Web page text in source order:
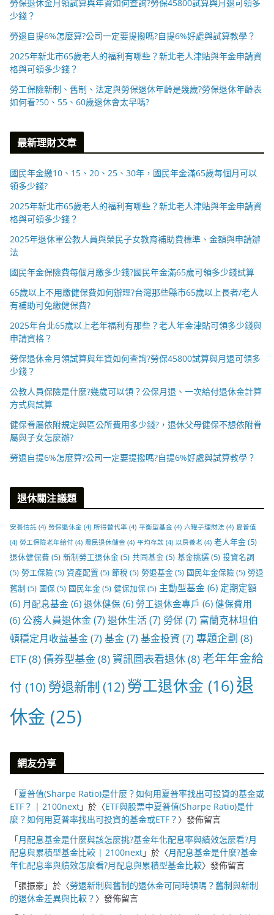
勞保退休金月領試算與年資如何查詢?勞保45800試算與月退可領多
少錢？
勞退自提6%怎麼算?公司一定要提撥嗎?自提6%好處與試算教學？
2025年新北市65歲老人的福利有哪些？新北老人津貼與年金申請資
格與可領多少錢？
勞工保險新制、舊制、法定與勞保退休年齡是幾歲?勞保退休年齡表
如何看?50、55、60歲退休會太早嗎?
最新理財文章
國民年金繳10、15、20、25、30年，國民年金滿65歲每個月可以
領多少錢?
2025年新北市65歲老人的福利有哪些？新北老人津貼與年金申請資
格與可領多少錢？
2025年退休軍公教人員與榮民子女教育補助費標準、金額與申請辦
法
國民年金保險費每個月繳多少錢?國民年金滿65歲可領多少錢試算
65歲以上不用繳健保費如何辦理?台灣那些縣市65歲以上長者/老人
有補助可免繳健保費?
2025年台北65歲以上老年福利有那些？老人年金津貼可領多少錢與
申請資格？
勞保退休金月領試算與年資如何查詢?勞保45800試算與月退可領多
少錢？
公教人員保險是什麼?幾歲可以領？公保月退、一次給付退休金計算
方式與試算
健保眷屬依附規定與區公所費用多少錢?，退休父母健保不想依附眷
屬與子女怎麼辦?
勞退自提6%怎麼算?公司一定要提撥嗎?自提6%好處與試算教學？
退休關注議題
安養信託 (4) 勞保退休金 (4) 所得替代率 (4) 平衡型基金 (4) 六罐子理財法 (4) 夏普值
(4) 勞工保險老年給付 (4) 農民退休儲金 (4) 平均存款 (4) 以房養老 (4) 老人年金(5)
退休健保費 (5) 新制勞工退休金(5) 共同基金(5) 基金挑選 (5) 投資名詞
(5) 勞工保險 (5) 資產配置 (5) 節稅 (5) 勞退基金(5) 國民年金保險 (5) 勞退
舊制 (5) 國保(5) 國民年金(5) 健保加保(5) 主動型基金 (6) 定期定額
(6) 月配息基金 (6) 退休健保 (6) 勞工退休金專戶 (6) 健保費用
(6) 公務人員退休金(7) 退休生活(7) 勞保(7) 富蘭克林坦伯
頓穩定月收益基金(7) 基金(7) 基金投資 (7) 專題企劃 (8)
ETF(8)債券型基金(8)資訊圖表看退休(8)老年年金給
付 (10) 勞退新制 (12)勞工退休金 (16)退
休金 (25)
網友分享
「夏普值(Sharpe Ratio)是什麼？如何用夏普率找出可投資的基金或
ETF？ | 2100next」於〈ETF與股票中夏普值(Sharpe Ratio)是什
麼？如何用夏普率找出可投資的基金或ETF？ 〉發佈留言
「月配息基金是什麼與該怎麼挑?基金年化配息率與績效怎麼看?月
配息與累積型基金比較 | 2100next」於〈月配息基金是什麼?基金
年化配息率與績效怎麼看?月配息與累積型基金比較〉發佈留言
「張振豪」於〈勞退新制與舊制的退休金可同時領嗎？舊制與新制
的退休金差異與比較？ 〉發佈留言